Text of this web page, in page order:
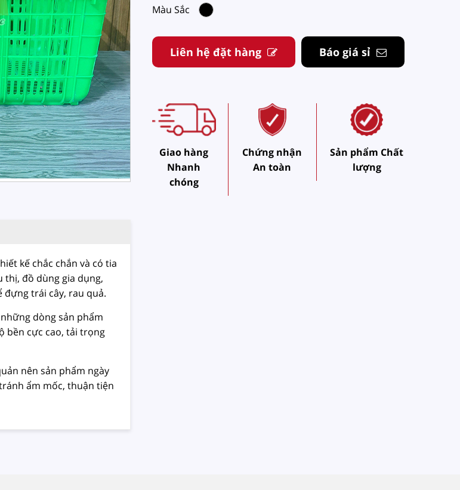
kế chắc chắn và có tia
thị, đồ dùng gia dụng,
trái cây, rau quả.
dòng sản phẩm
bền cực cao, tải trọng
nên sản phẩm ngày
ẩm mốc, thuận tiện
Màu Sắc
Liên hệ đặt hàng Báo giá sỉ
Giao hàng
Nhanh
chóng
Chứng nhận
An toàn
Sản phẩm Chất
lượng